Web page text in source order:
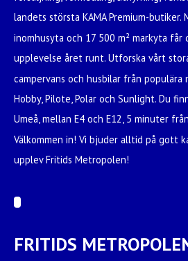
landets största KAMA Premium-butiker.
inomhusyta och 17 500 m² markyta får
upplevelse året runt. Utforska vårt
campervans och husbilar från populära
Hobby, Pilote, Polar och Sunlight. Du
Umeå, mellan E4 och E12, 5 minuter
Välkommen in! Vi bjuder alltid på gott
upplev Fritids Metropolen!
FRITIDS